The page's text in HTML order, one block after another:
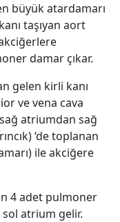
büyük atardamarı
taşıyan aort
damar çıkar.
gelen kirli kanı
ve vena cava
atriumdan sağ
‘de toplanan
ile akciğere
4 adet pulmoner
atrium gelir.